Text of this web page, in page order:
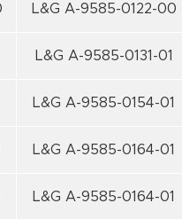
L&G A-9585-0122-00
L&G A-9585-0131-01
L&G A-9585-0154-01
L&G A-9585-0164-01
L&G A-9585-0164-01